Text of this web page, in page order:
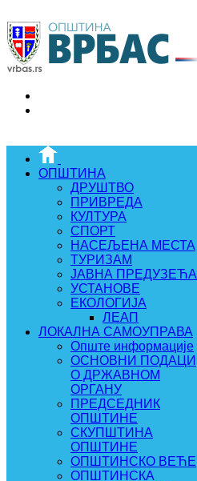
ОПШТИНА
ДРУШТВО
ПРИВРЕДА
КУЛТУРА
СПОРТ
НАСЕЉЕНА МЕСТА
ТУРИЗАМ
ЈАВНА ПРЕДУЗЕЋА
УСТАНОВЕ
ЕКОЛОГИЈА
ЛЕАП
ЛОКАЛНА САМОУПРАВА
Опште информације
ОСНОВНИ ПОДАЦИ
О ДРЖАВНОМ
ОРГАНУ
ПРЕДСЕДНИК
ОПШТИНЕ
СКУПШТИНА
ОПШТИНЕ
ОПШТИНСКО ВЕЋЕ
ОПШТИНСКА